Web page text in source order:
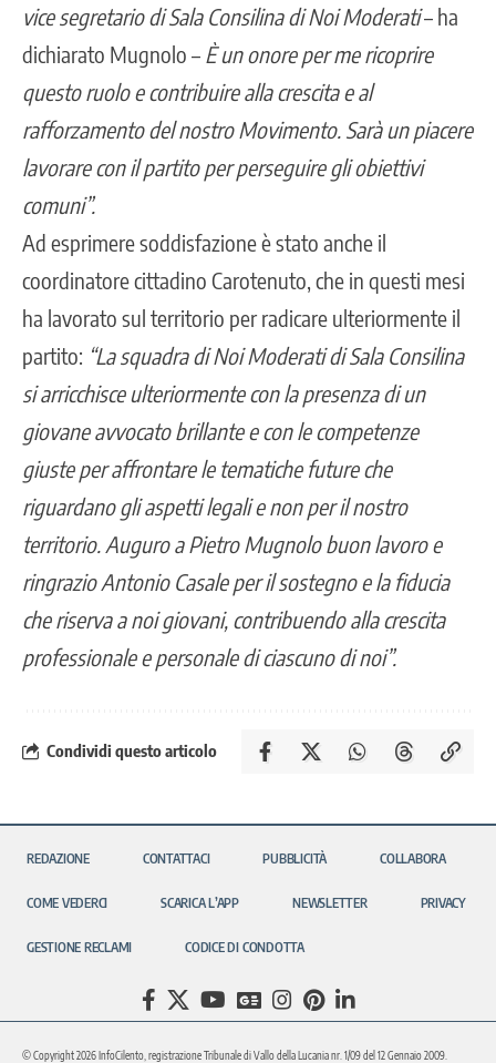
vice segretario di Sala Consilina di Noi Moderati– ha
dichiarato Mugnolo – È un onore per me ricoprire
questo ruolo e contribuire alla crescita e al
rafforzamento del nostro Movimento. Sarà un piacere
lavorare con il partito per perseguire gli obiettivi
comuni”.
Ad esprimere soddisfazione è stato anche il
coordinatore cittadino Carotenuto, che in questi mesi
ha lavorato sul territorio per radicare ulteriormente il
partito: “La squadra di Noi Moderati di Sala Consilina
si arricchisce ulteriormente con la presenza di un
giovane avvocato brillante e con le competenze
giuste per affrontare le tematiche future che
riguardano gli aspetti legali e non per il nostro
territorio. Auguro a Pietro Mugnolo buon lavoro e
ringrazio Antonio Casale per il sostegno e la fiducia
che riserva a noi giovani, contribuendo alla crescita
professionale e personale di ciascuno di noi”.
Condividi questo articolo
REDAZIONE CONTATTACI PUBBLICITÀ COLLABORA
COME VEDERCI SCARICA L’APP NEWSLETTER PRIVACY
GESTIONE RECLAMI CODICE DI CONDOTTA
© Copyright 2026 InfoCilento, registrazione Tribunale di Vallo della Lucania nr. 1/09 del 12 Gennaio 2009.